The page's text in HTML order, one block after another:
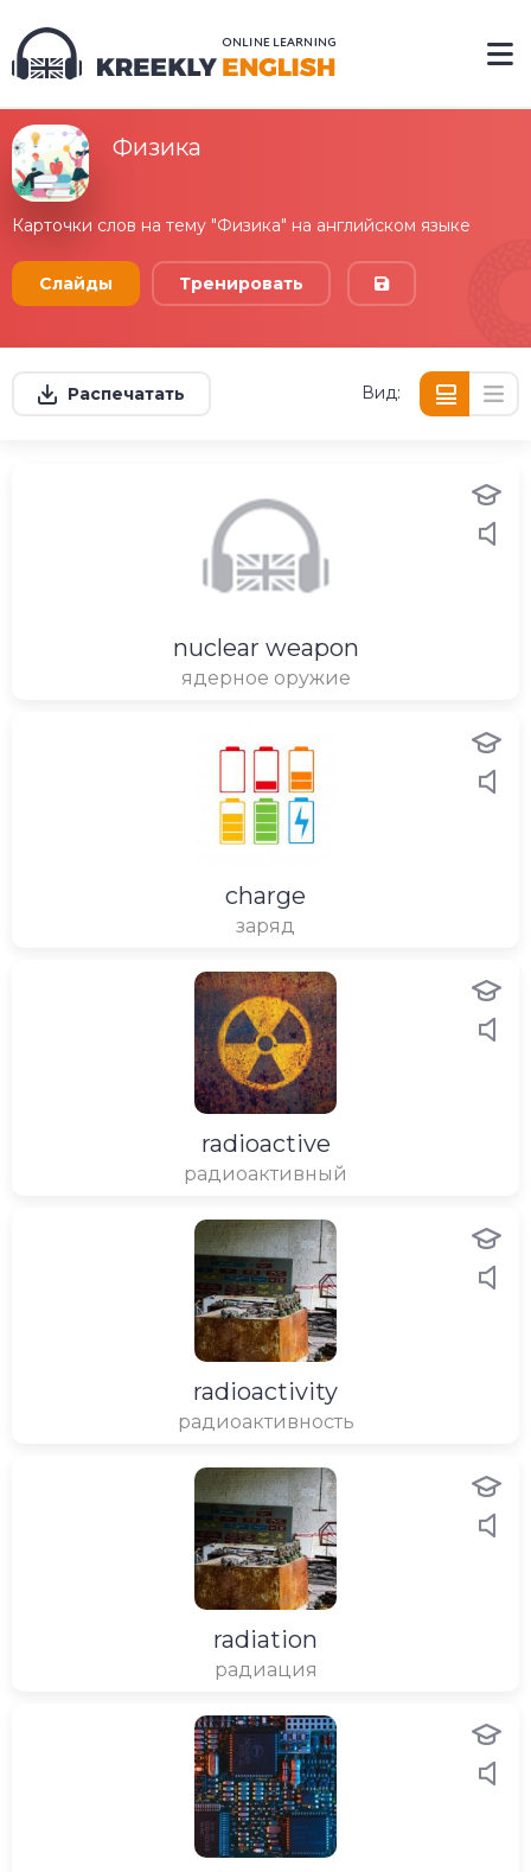
Физика
Карточки слов на тему "Физика" на английском языке
Слайды Тренировать
Распечатать Вид:
nuclear weapon
ядерное оружие
charge
заряд
radioactive
радиоактивный
radioactivity
радиоактивность
radiation
радиация